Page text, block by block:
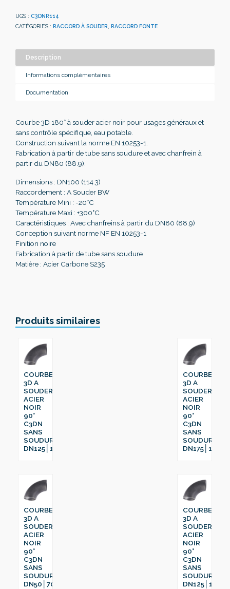
UGS : C3DNR114
CATÉGORIES : RACCORD À SOUDER RACCORD FONTE
Description
Informations complémentaires
Documentation
Courbe 3D 180° à souder acier noir pour usages généraux et
sans contrôle spécifique, eau potable.
Construction suivant la norme EN 10253-1.
Fabrication à partir de tube sans soudure et avec chanfrein à
partir du DN80 (88.9).
Dimensions : DN100 (114.3)
Raccordement : A Souder BW
Température Mini : -20°C
Température Maxi : +300°C
Caractéristiques : Avec chanfreins à partir du DN80 (88.9)
Conception suivant norme NF EN 10253-1
Finition noire
Fabrication à partir de tube sans soudure
Matière : Acier Carbone S235
Produits similaires
COURBE
3D A
SOUDER
ACIER
NOIR
90°
C3DN
SANS
SOUDURE
DN125│159
COURBE
3D A
SOUDER
ACIER
NOIR
90°
C3DN
SANS
SOUDURE
DN175│193.7
COURBE
3D A
SOUDER
ACIER
NOIR
90°
C3DN
SANS
SOUDURE
DN50│70
COURBE
3D A
SOUDER
ACIER
NOIR
90°
C3DN
SANS
SOUDURE
DN125│139.7